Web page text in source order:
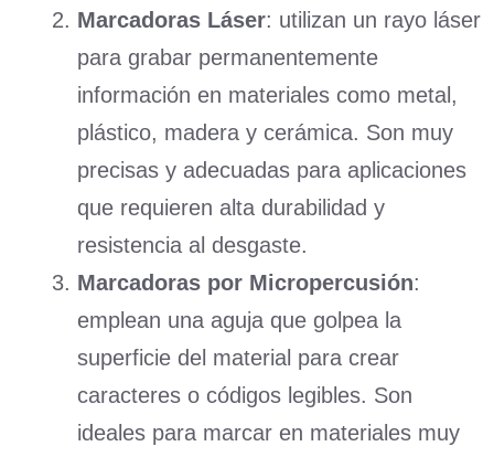
Marcadoras Láser: utilizan un rayo láser
para grabar permanentemente
información en materiales como metal,
plástico, madera y cerámica. Son muy
precisas y adecuadas para aplicaciones
que requieren alta durabilidad y
resistencia al desgaste.
Marcadoras por Micropercusión:
emplean una aguja que golpea la
superficie del material para crear
caracteres o códigos legibles. Son
ideales para marcar en materiales muy